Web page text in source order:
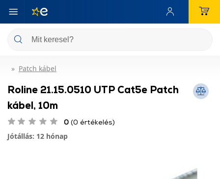
Patch kábel
Roline 21.15.0510 UTP Cat5e Patch
kábel, 10m
0 (0 értékelés)
Jótállás: 12 hónap